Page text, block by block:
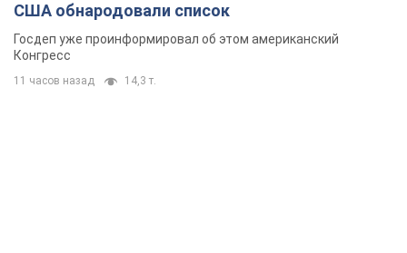
США обнародовали список
Госдеп уже проинформировал об этом американский
Конгресс
11 часов назад 14,3 т.